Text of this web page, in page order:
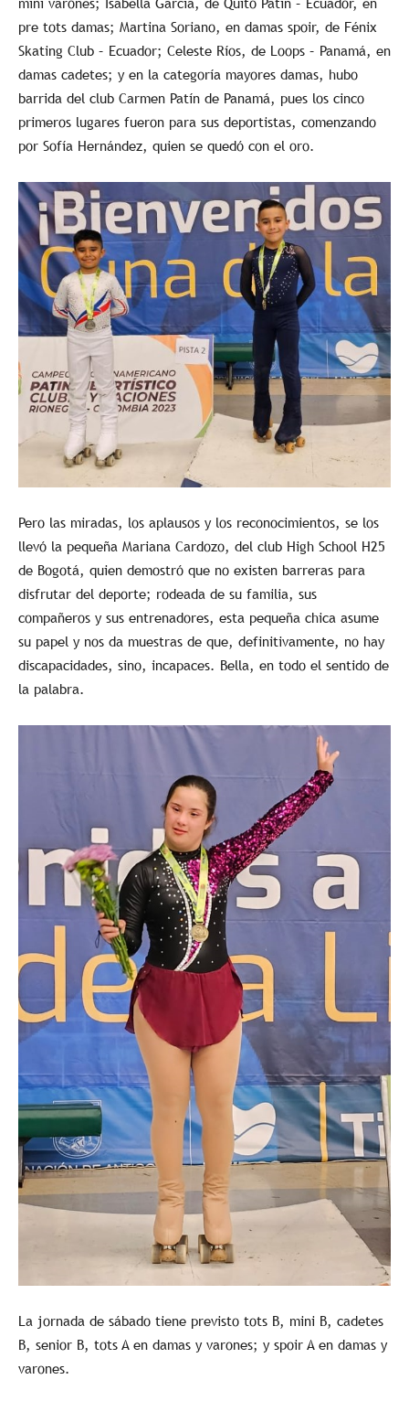
pre tots damas; Martina Soriano, en damas spoir, de Fénix
Skating Club – Ecuador; Celeste Ríos, de Loops – Panamá, en
damas cadetes; y en la categoría mayores damas, hubo
barrida del club Carmen Patín de Panamá, pues los cinco
primeros lugares fueron para sus deportistas, comenzando
por Sofía Hernández, quien se quedó con el oro.
Pero las miradas, los aplausos y los reconocimientos, se los
llevó la pequeña Mariana Cardozo, del club High School H25
de Bogotá, quien demostró que no existen barreras para
disfrutar del deporte; rodeada de su familia, sus
compañeros y sus entrenadores, esta pequeña chica asume
su papel y nos da muestras de que, definitivamente, no hay
discapacidades, sino, incapaces. Bella, en todo el sentido de
la palabra.
La jornada de sábado tiene previsto tots B, mini B, cadetes
B, senior B, tots A en damas y varones; y spoir A en damas y
varones.